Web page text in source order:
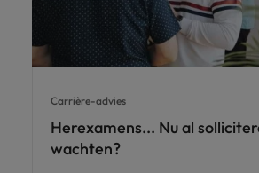
Carrière-advies
Herexamens... Nu al
wachten?